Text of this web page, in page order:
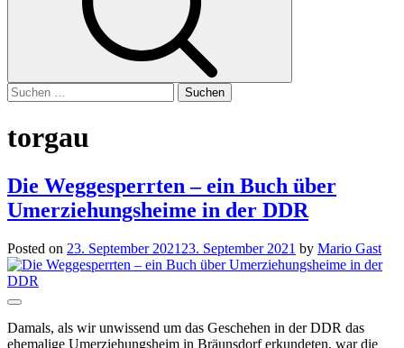
Suchen
nach:
torgau
Die Weggesperrten – ein Buch über
Umerziehungsheime in der DDR
Posted on 23. September 2021 23. September 2021 by Mario Gast
Damals, als wir unwissend um das Geschehen in der DDR das
ehemalige Umerziehungsheim in Bräunsdorf erkundeten, war die